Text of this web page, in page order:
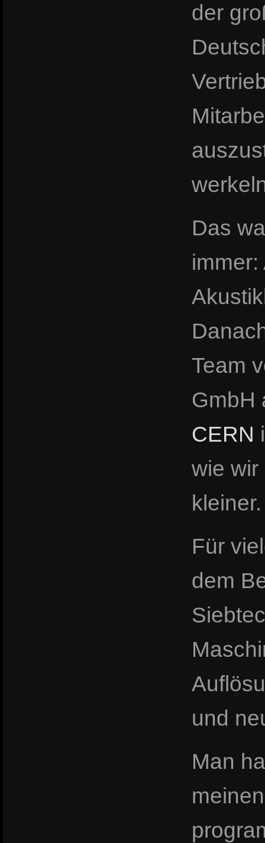
der
Das
Team
GmbH
CERN
wie
kleiner.
Für
dem
und
Man